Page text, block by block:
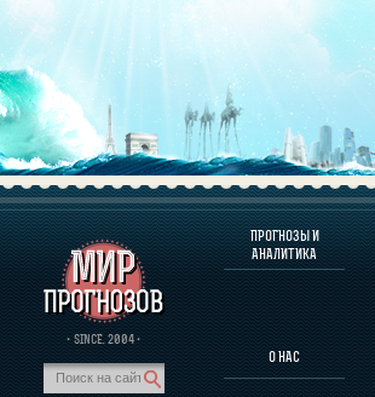
· SINCE. 2004 ·
ПРОГНОЗЫ И
АНАЛИТИКА
О НАС
О ПРОГРАММЕ
ОЦЕНКА ХАРАКТЕРA ЧЕЛОВЕКА
ВЫДАЮЩИХСЯ ЛИЧНОСТЕЙ
О ПРОГРАММЕ
ПРОГНОЗЫ И АНАЛИТИКА